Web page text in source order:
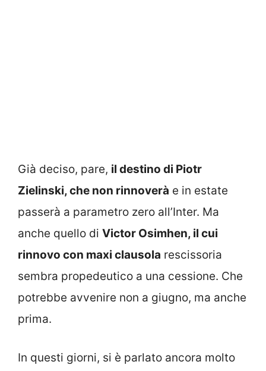
Già deciso, pare, il destino di Piotr
Zielinski, che non rinnoverà e in estate
passerà a parametro zero all’Inter. Ma
anche quello di Victor Osimhen, il cui
rinnovo con maxi clausola rescissoria
sembra propedeutico a una cessione. Che
potrebbe avvenire non a giugno, ma anche
prima.
In questi giorni, si è parlato ancora molto